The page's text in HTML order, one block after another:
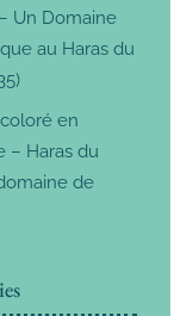
Un Domaine
au Haras du
en
– Haras du
de